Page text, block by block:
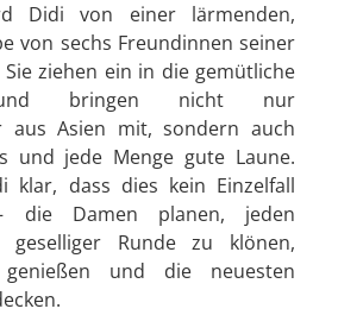
Didi von einer lärmenden,
von sechs Freundinnen seiner
ziehen ein in die gemütliche
und bringen nicht nur
aus Asien mit, sondern auch
und jede Menge gute Laune.
klar, dass dies kein Einzelfall
die Damen planen, jeden
geselliger Runde zu klönen,
und die neuesten